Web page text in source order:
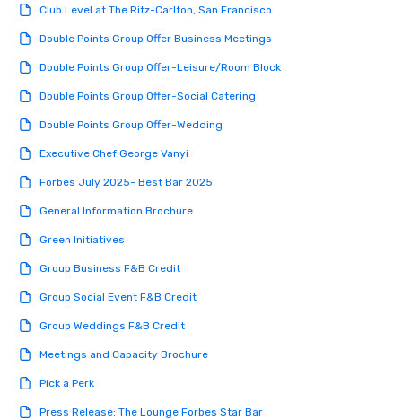
Club Level at The Ritz-Carlton, San Francisco
Double Points Group Offer Business Meetings
Double Points Group Offer-Leisure/Room Block
Double Points Group Offer-Social Catering
Double Points Group Offer-Wedding
Executive Chef George Vanyi
Forbes July 2025- Best Bar 2025
General Information Brochure
Green Initiatives
Group Business F&B Credit
Group Social Event F&B Credit
Group Weddings F&B Credit
Meetings and Capacity Brochure
Pick a Perk
Press Release: The Lounge Forbes Star Bar